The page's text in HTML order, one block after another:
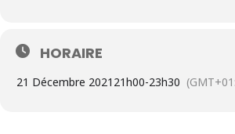
HORAIRE
21 Décembre 2021 21h00-23h30